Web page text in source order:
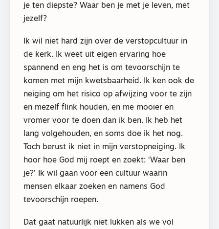
je ten diepste? Waar ben je met je leven, met
jezelf?
Ik wil niet hard zijn over de verstopcultuur in
de kerk. Ik weet uit eigen ervaring hoe
spannend en eng het is om tevoorschijn te
komen met mijn kwetsbaarheid. Ik ken ook de
neiging om het risico op afwijzing voor te zijn
en mezelf flink houden, en me mooier en
vromer voor te doen dan ik ben. Ik heb het
lang volgehouden, en soms doe ik het nog.
Toch berust ik niet in mijn verstopneiging. Ik
hoor hoe God mij roept en zoekt: ‘Waar ben
je?’ Ik wil gaan voor een cultuur waarin
mensen elkaar zoeken en namens God
tevoorschijn roepen.
Dat gaat natuurlijk niet lukken als we vol